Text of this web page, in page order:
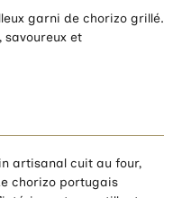
garni de chorizo grillé.
savoureux et
artisanal cuit au four,
chorizo portugais